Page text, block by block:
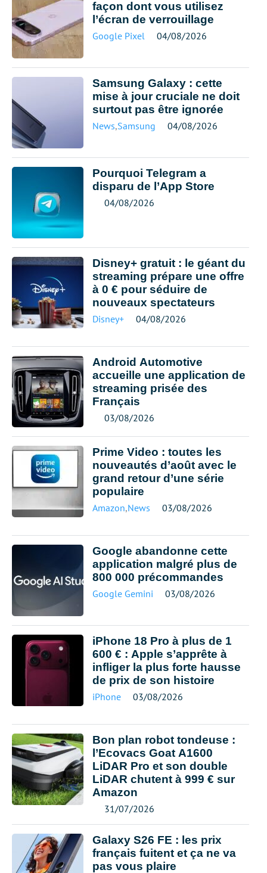
façon dont vous utilisez
l’écran de verrouillage
Google Pixel 04/08/2026
Samsung Galaxy : cette
mise à jour cruciale ne doit
surtout pas être ignorée
News,Samsung 04/08/2026
Pourquoi Telegram a
disparu de l’App Store
04/08/2026
Disney+ gratuit : le géant du
streaming prépare une offre
à 0 € pour séduire de
nouveaux spectateurs
Disney+ 04/08/2026
Android Automotive
accueille une application de
streaming prisée des
Français
03/08/2026
Prime Video : toutes les
nouveautés d’août avec le
grand retour d’une série
populaire
Amazon,News 03/08/2026
Google abandonne cette
application malgré plus de
800 000 précommandes
Google Gemini 03/08/2026
iPhone 18 Pro à plus de 1
600 € : Apple s’apprête à
infliger la plus forte hausse
de prix de son histoire
iPhone 03/08/2026
Bon plan robot tondeuse :
l’Ecovacs Goat A1600
LiDAR Pro et son double
LiDAR chutent à 999 € sur
Amazon
31/07/2026
Galaxy S26 FE : les prix
français fuitent et ça ne va
pas vous plaire